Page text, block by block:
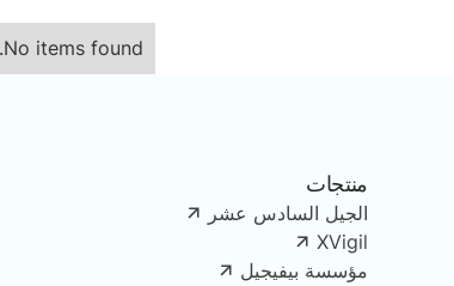
No items found.
منتجات
الجيل السادس عشر
XVigil
مؤسسة بيفيجيل